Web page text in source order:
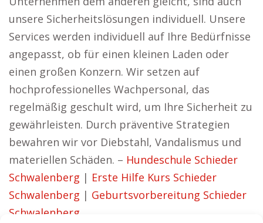
unsere Sicherheitslösungen individuell. Unsere
Services werden individuell auf Ihre Bedürfnisse
angepasst, ob für einen kleinen Laden oder
einen großen Konzern. Wir setzen auf
hochprofessionelles Wachpersonal, das
regelmäßig geschult wird, um Ihre Sicherheit zu
gewährleisten. Durch präventive Strategien
bewahren wir vor Diebstahl, Vandalismus und
materiellen Schäden. – Hundeschule Schieder
Schwalenberg | Erste Hilfe Kurs Schieder
Schwalenberg | Geburtsvorbereitung Schieder
Schwalenberg